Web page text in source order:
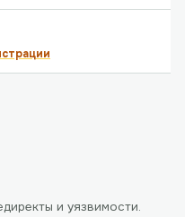
и уязвимости.